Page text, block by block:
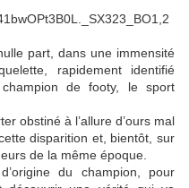
part, dans une immensité
rapidement identifié
de footy, le sport
obstiné à ­l’allure d’ours mal
­disparition et, bientôt, sur
de la même époque.
du champion, pour